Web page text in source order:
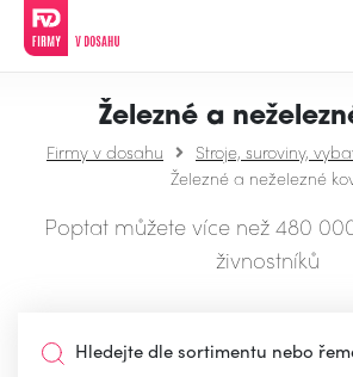
Železné a
Firmy v dosahu
Stroje, suroviny,
Železné a neželezné
Poptat můžete více než 480
živnostníků
Hledejte dle sortimentu nebo